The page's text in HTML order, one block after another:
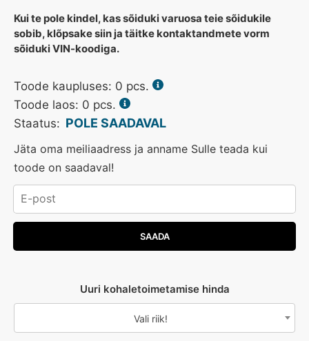
Kui te pole kindel, kas sõiduki varuosa teie sõidukile
sobib, klõpsake siin ja täitke kontaktandmete vorm
sõiduki VIN-koodiga.
Toode kaupluses: 0 pcs.
Toode laos: 0 pcs.
Staatus: POLE SAADAVAL
Jäta oma meiliaadress ja anname Sulle teada kui
toode on saadaval!
Uuri kohaletoimetamise hinda
Vali riik!